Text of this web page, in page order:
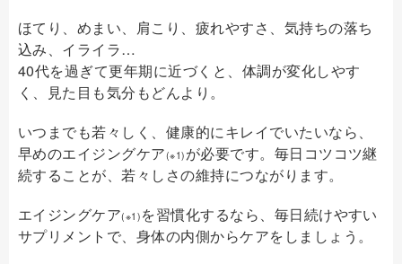
ほてり、めまい、肩こり、疲れやすさ、気持ちの落ち
込み、イライラ…
40代を過ぎて更年期に近づくと、体調が変化しやす
く、見た目も気分もどんより。
いつまでも若々しく、健康的にキレイでいたいなら、
早めのエイジングケア(※1) が必要です。毎日コツコツ継
続することが、若々しさの維持につながります。
エイジングケア(※1) を習慣化するなら、毎日続けやすい
サプリメントで、身体の内側からケアをしましょう。